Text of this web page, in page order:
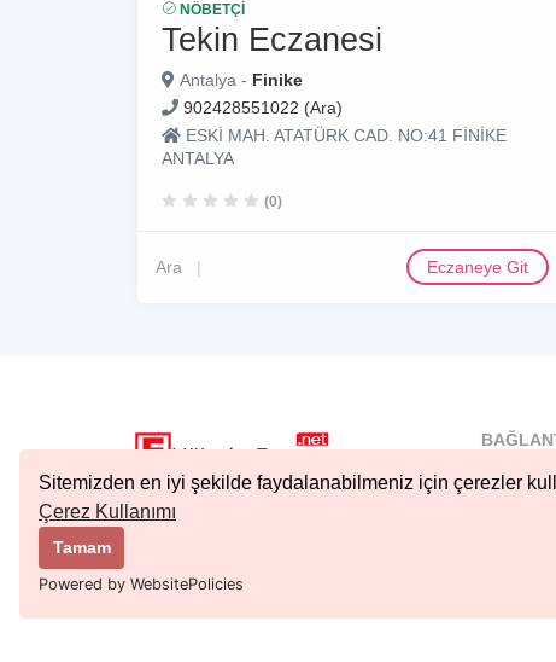
Sitemizden en iyi şekilde faydalanabilmeniz için çerezler
Çerez Kullanımı
Tamam
Powered by WebsitePolicies
NÖBETÇI
Tekin Eczanesi
Antalya - Finike
902428551022 (Ara)
ESKİ MAH. ATATÜRK CAD. NO:41 FİNİKE
ANTALYA
(0)
Ara Eczaneye Git
Copyright © 2023 Tüm Hakları Saklıdır.
Nöbetçi...